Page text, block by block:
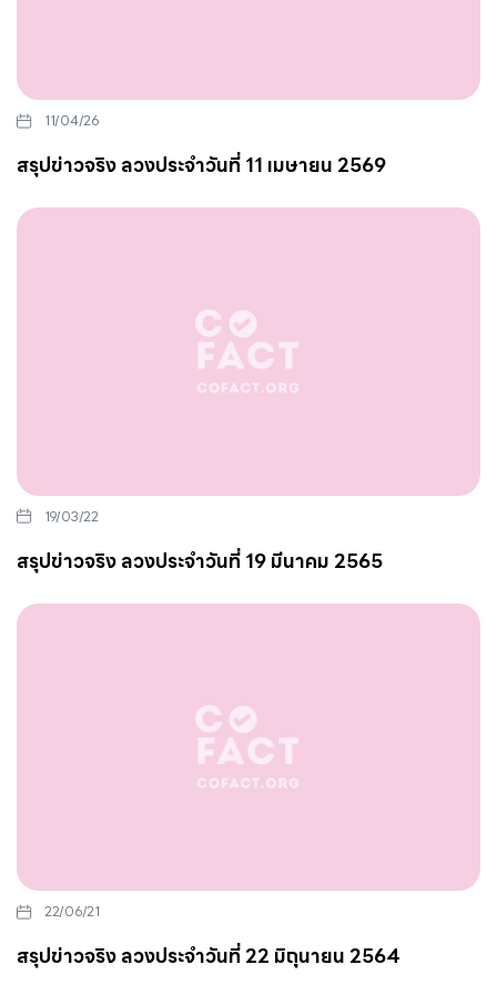
11/04/26
สรุปข่าวจริง ลวงประจำวันที่ 11 เมษายน 2569
19/03/22
สรุปข่าวจริง ลวงประจำวันที่ 19 มีนาคม 2565
22/06/21
สรุปข่าวจริง ลวงประจำวันที่ 22 มิถุนายน 2564